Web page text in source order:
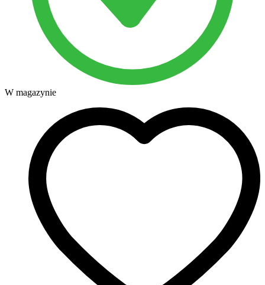
W magazynie